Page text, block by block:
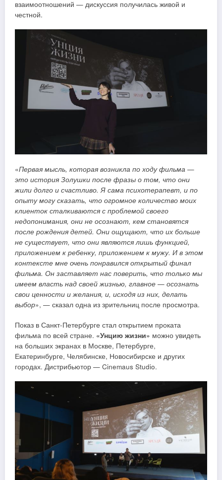
взаимоотношений — дискуссия получилась живой и
честной.
«Первая мысль, которая возникла по ходу фильма —
это история Золушки после фразы о том, что они
жили долго и счастливо. Я сама психотерапевт, и по
опыту могу сказать, что огромное количество моих
клиенток сталкиваются с проблемой своего
недопонимания, они не осознают, кем становятся
после рождения детей. Они ощущают, что их больше
не существует, что они являются лишь функцией,
приложением к ребенку, приложением к мужу. И в этом
контексте мне очень понравился открытый финал
фильма. Он заставляет нас поверить, что только мы
имеем власть над своей жизнью, главное — осознать
свои ценности и желания, и, исходя из них, делать
выбор», — сказал одна из зрительниц после просмотра.
Показ в Санкт-Петербурге стал открытием проката
фильма по всей стране. «Унцию жизни» можно увидеть
на больших экранах в Москве, Петербурге,
Екатеринбурге, Челябинске, Новосибирске и других
городах. Дистрибьютор — Cinemaus Studio.